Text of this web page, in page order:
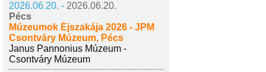
2026.06.20. - 2026.06.20.
Pécs
Múzeumok Éjszakája 2026 - JPM
Csontváry Múzeum, Pécs
Janus Pannonius Múzeum -
Csontváry Múzeum